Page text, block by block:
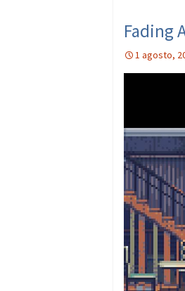
Fading
1 agosto,